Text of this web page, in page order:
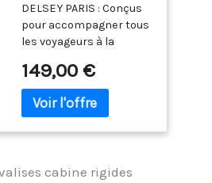
Extensible -
55x35x26 cm - 42
litres - S - Noir
DELSEY PARIS : Conçus
pour accompagner tous
les voyageurs à la
produits DELSEY PARIS
allient design audacieux
et fonctionnalités
EXTÉRIEUR : Cadenas à
149,00 €
cabine rigides